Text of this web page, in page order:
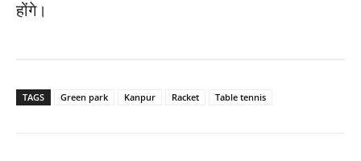
होंगे।
TAGS Green park Kanpur Racket Table tennis